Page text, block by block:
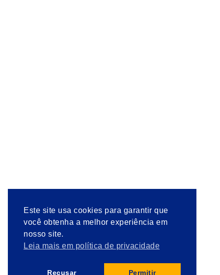
Este site usa cookies para garantir que
você obtenha a melhor experiência em
nosso site.
Leia mais em política de privacidade
Recusar Permitir